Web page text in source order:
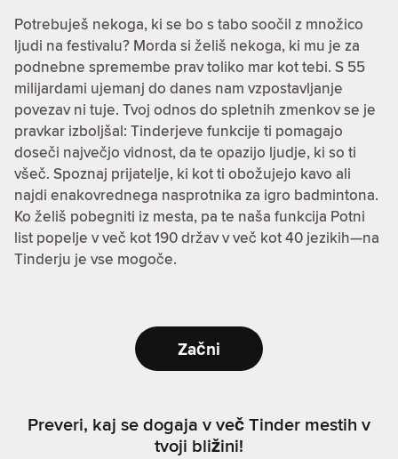
Potrebuješ nekoga, ki se bo s tabo soočil z množico
ljudi na festivalu? Morda si želiš nekoga, ki mu je za
podnebne spremembe prav toliko mar kot tebi. S 55
milijardami ujemanj do danes nam vzpostavljanje
povezav ni tuje. Tvoj odnos do spletnih zmenkov se je
pravkar izboljšal: Tinderjeve funkcije ti pomagajo
doseči največjo vidnost, da te opazijo ljudje, ki so ti
všeč. Spoznaj prijatelje, ki kot ti obožujejo kavo ali
najdi enakovrednega nasprotnika za igro badmintona.
Ko želiš pobegniti iz mesta, pa te naša funkcija Potni
list popelje v več kot 190 držav v več kot 40 jezikih—na
Tinderju je vse mogoče.
Začni
Preveri, kaj se dogaja v več Tinder mestih v
tvoji bližini!